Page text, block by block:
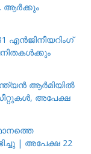
ആർക്കും
എൻജിനീയറിംഗ്
ഇന്ത്യൻ ആർമിയിൽ
അപേക്ഷ
| അപേക്ഷ 22